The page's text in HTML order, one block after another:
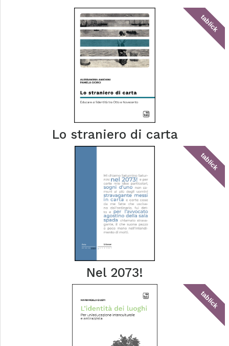
tablick
Lo straniero di carta
tablick
Nel 2073!
tablick